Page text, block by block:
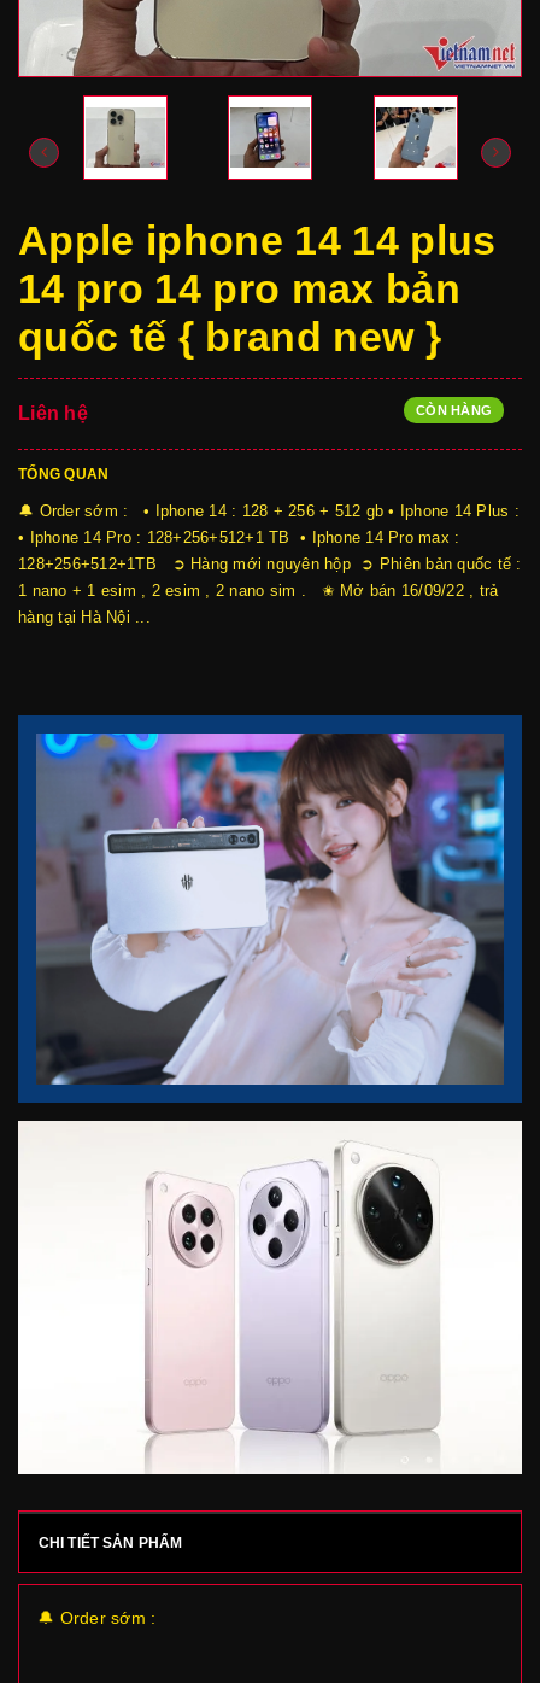
Apple iphone 14 14 plus
14 pro 14 pro max bản
quốc tế { brand new }
Liên hệ CÒN HÀNG
TỔNG QUAN
🔔 Order sớm : • Iphone 14 : 128 + 256 + 512 gb • Iphone 14 Plus :
• Iphone 14 Pro : 128+256+512+1 TB • Iphone 14 Pro max :
128+256+512+1TB ➲ Hàng mới nguyên hộp ➲ Phiên bản quốc tế :
1 nano + 1 esim , 2 esim , 2 nano sim . ✬ Mở bán 16/09/22 , trả
hàng tại Hà Nội ...
CHI TIẾT SẢN PHẨM
🔔 Order sớm :